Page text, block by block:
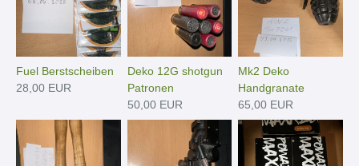
Fuel Berstscheiben
28,00 EUR
Deko 12G shotgun
Patronen
50,00 EUR
Mk2 Deko
Handgranate
65,00 EUR